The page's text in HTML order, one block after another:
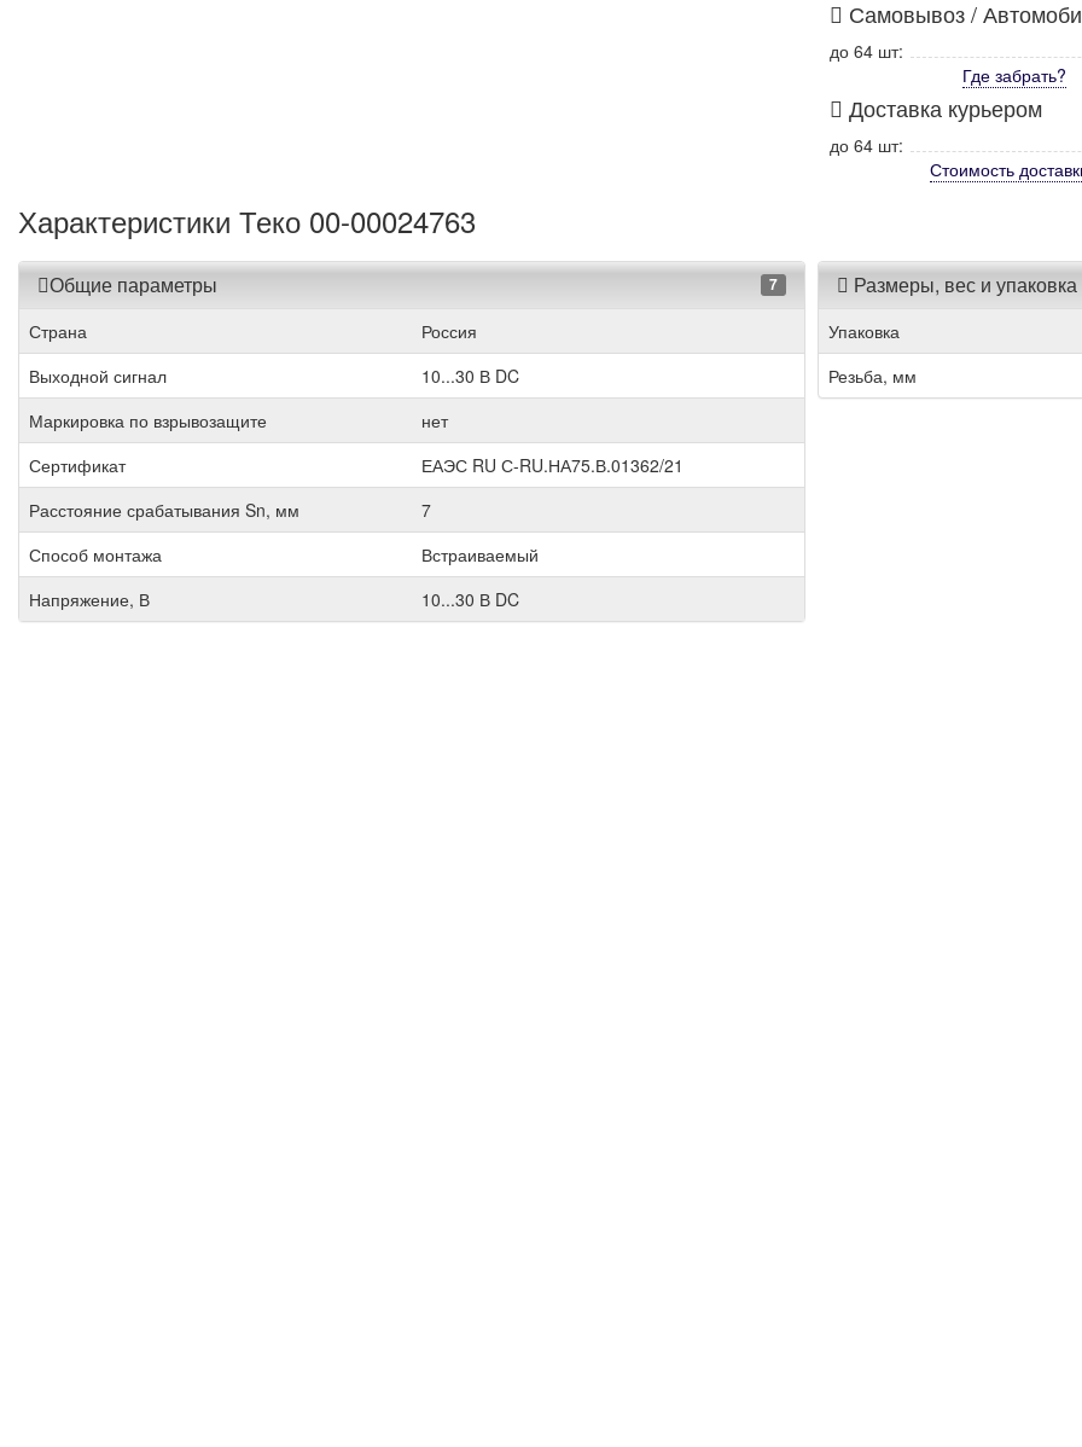
Самовывоз /
до 64 шт:
Где забрать?
Доставка курьером
до 64 шт:
Стоимость
Характеристики Теко 00-00024763
Общие параметры 7
Страна
Россия
Выходной сигнал
10...30 В DC
Маркировка по взрывозащите
нет
Сертификат
ЕАЭС RU С-RU.НА75.В.01362/21
Расстояние срабатывания Sn, мм
7
Способ монтажа
Встраиваемый
Напряжение, В
10...30 В DC
Размеры, вес и упаковка
Упаковка
Резьба, мм